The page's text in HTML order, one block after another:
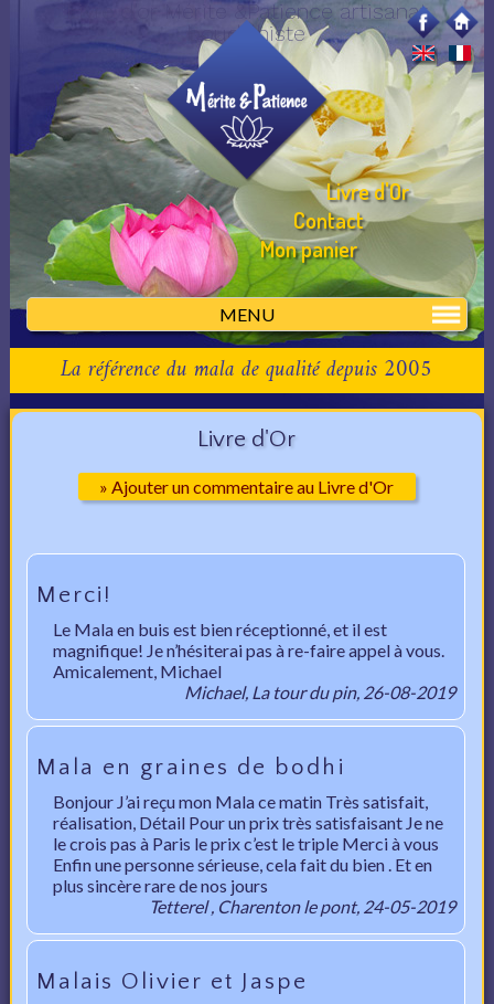
Livre d'or Mérite &Patience artisanat
bouddhiste
MENU
Livre d'Or
Contact
Mon panier
La référence du mala de qualité depuis 2005
Livre d'Or
» Ajouter un commentaire au Livre d'Or
Merci!
Le Mala en buis est bien réceptionné, et il est
magnifique! Je n’hésiterai pas à re-faire appel à vous.
Amicalement, Michael
Michael, La tour du pin, 26-08-2019
Mala en graines de bodhi
Bonjour J’ai reçu mon Mala ce matin Très satisfait,
réalisation, Détail Pour un prix très satisfaisant Je ne
le crois pas à Paris le prix c’est le triple Merci à vous
Enfin une personne sérieuse, cela fait du bien . Et en
plus sincère rare de nos jours
Tetterel , Charenton le pont, 24-05-2019
Malais Olivier et Jaspe